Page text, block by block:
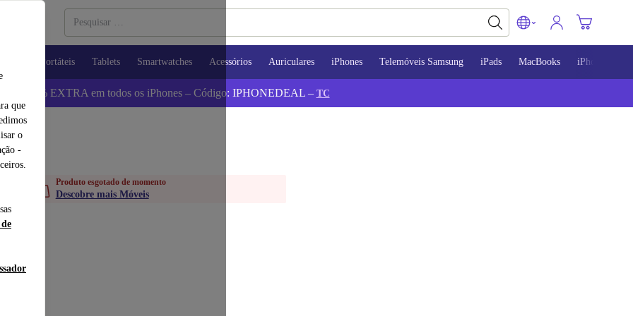
que
o
-
Portáteis Tablets Smartwatches Acessórios Auriculares iPhones Telemóveis Samsung iPads MacBooks iPhone 13
5% EXTRA em todos os iPhones – Código: IPHONEDEAL – TC
Produto esgotado de momento
Descobre mais Móveis